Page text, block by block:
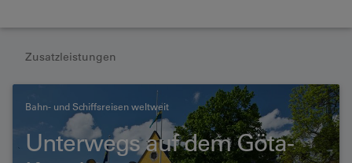
Zusatzleistungen
Bahn- und Schiffsreisen weltweit
Unterwegs auf dem Göta-